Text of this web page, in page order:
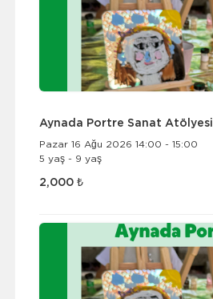
Aynada Portre Sanat Atölyesi
Pazar 16 Ağu 2026 14:00 - 15:00
5 yaş - 9 yaş
2,000 ₺